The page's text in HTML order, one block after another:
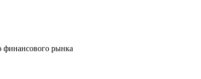
финансового рынка